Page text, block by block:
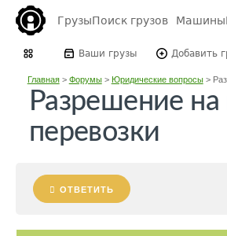
ГрузыПоиск грузов Машины
Ваши грузы Добавить
Главная> Форумы> Юридические вопросы>
Разрешение
перевозки
ОТВЕТИТЬ